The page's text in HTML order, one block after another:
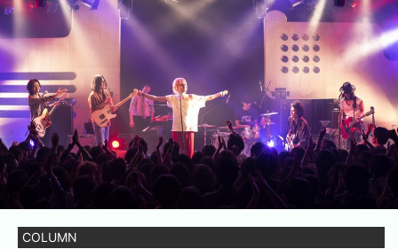
COLUMN